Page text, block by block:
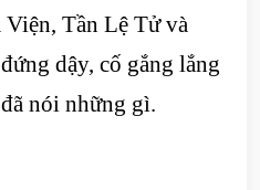
Tần Lệ Tử và
dậy, cố gắng lắng
nói những gì.